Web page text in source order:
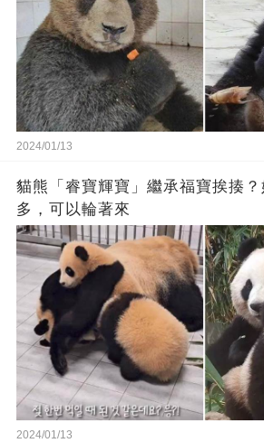
2024/01/13
貓熊「睿寶輝寶」繼承福寶挨揍
多，可以輪著來
2024/01/13